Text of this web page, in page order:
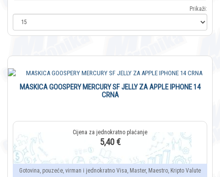
Prikaži:
MASKICA GOOSPERY MERCURY SF JELLY ZA APPLE IPHONE 14
CRNA
5,40 €
Gotovina, pouzeće, virman i jednokratno Visa, Master, Maestro, Kripto Valute